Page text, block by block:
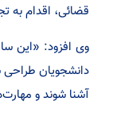
قضائی، اقدام به
وی افزود: «این
دانشجویان طراحی
آشنا شوند و